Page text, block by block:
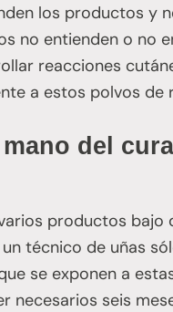
los productos y
no entienden o no
reacciones
a estos polvos
del
productos
técnico de uñas
se exponen a
necesarios seis